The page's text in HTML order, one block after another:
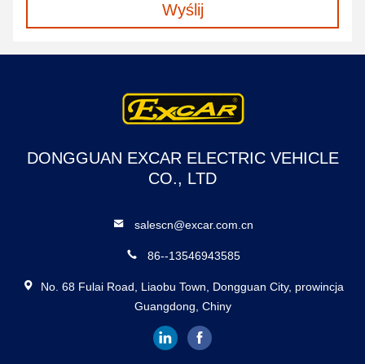
Wyślij
DONGGUAN EXCAR ELECTRIC VEHICLE
CO., LTD
salescn@excar.com.cn
86--13546943585
No. 68 Fulai Road, Liaobu Town, Dongguan City, prowincja
Guangdong, Chiny